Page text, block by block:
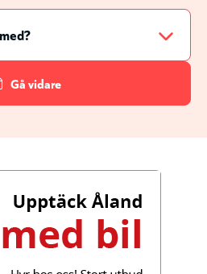
Gå vidare